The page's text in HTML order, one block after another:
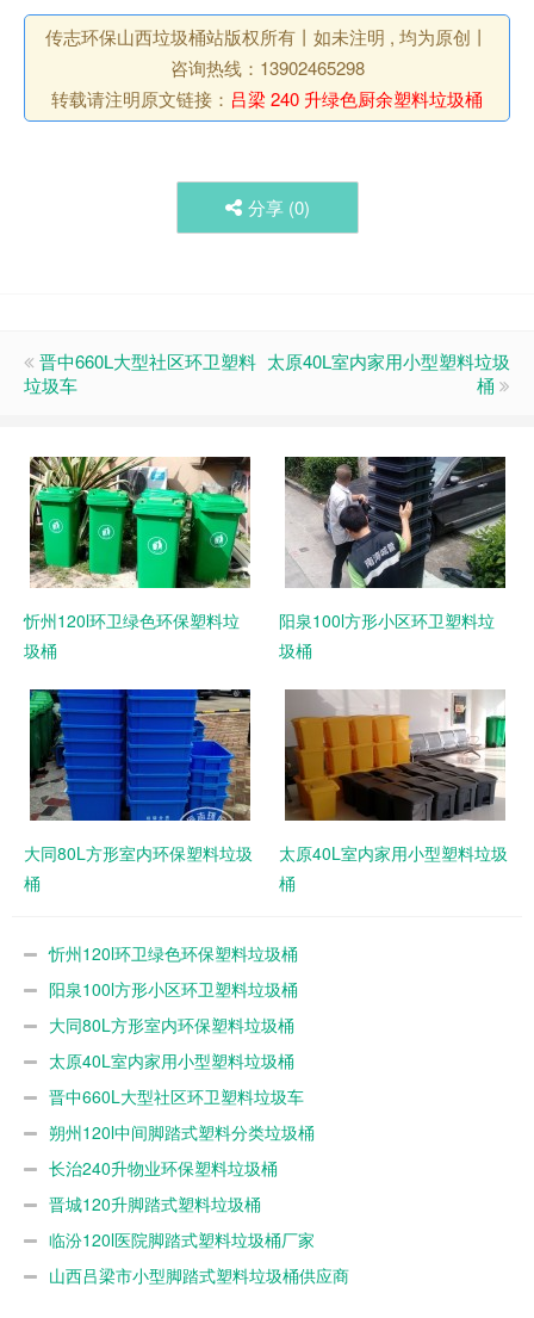
传志环保山西垃圾桶站版权所有丨如未注明 , 均为原创丨
咨询热线：13902465298
转载请注明原文链接： 吕梁 240 升绿色厨余塑料垃圾桶
分享 (0)
晋中660L大型社区环卫塑料
垃圾车
太原40L室内家用小型塑料垃圾
桶
忻州120l环卫绿色环保塑料垃
圾桶
阳泉100l方形小区环卫塑料垃
圾桶
大同80L方形室内环保塑料垃圾
桶
太原40L室内家用小型塑料垃圾
桶
忻州120l环卫绿色环保塑料垃圾桶
阳泉100l方形小区环卫塑料垃圾桶
大同80L方形室内环保塑料垃圾桶
太原40L室内家用小型塑料垃圾桶
晋中660L大型社区环卫塑料垃圾车
朔州120l中间脚踏式塑料分类垃圾桶
长治240升物业环保塑料垃圾桶
晋城120升脚踏式塑料垃圾桶
临汾120l医院脚踏式塑料垃圾桶厂家
山西吕梁市小型脚踏式塑料垃圾桶供应商